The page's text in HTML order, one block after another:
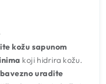
kožu sapunom
koji hidrira kožu.
uradite